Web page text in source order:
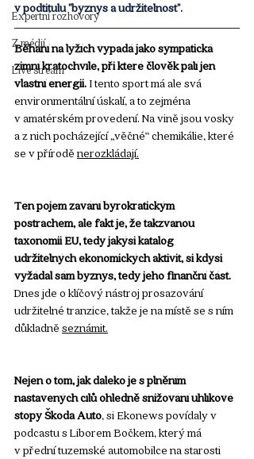
Expertní rozhovory
Z médií
Live stream
v podtitulu "byznys a udržitelnost".
Běhání na lyžích vypadá jako sympatická
zimní kratochvíle, při které člověk pálí jen
vlastní energii. I tento sport má ale svá
environmentální úskalí, a to zejména
v amatérském provedení. Na vině jsou vosky
a z nich pocházející „věčné“ chemikálie, které
se v přírodě nerozkládají.
Ten pojem zavání byrokratickým
postrachem, ale fakt je, že takzvanou
taxonomii EU, tedy jakýsi katalog
udržitelných ekonomických aktivit, si kdysi
vyžádal sám byznys, tedy jeho finanční část.
Dnes jde o klíčový nástroj prosazování
udržitelné tranzice, takže je na místě se s ním
důkladně seznámit.
Nejen o tom, jak daleko je s plněním
nastavených cílů ohledně snižování uhlíkové
stopy Škoda Auto, si Ekonews povídaly v
podcastu s Liborem Bočkem, který má
v přední tuzemské automobilce na starosti